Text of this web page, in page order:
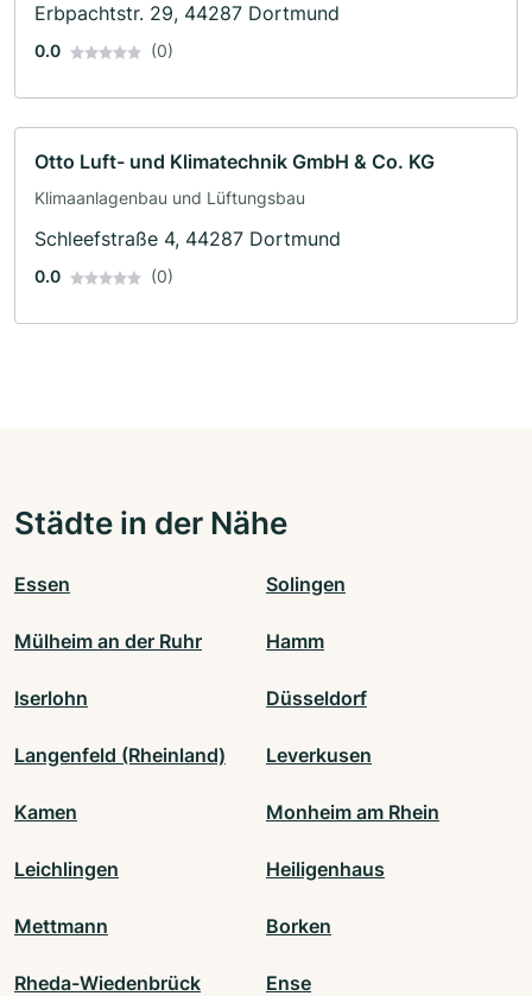
Erbpachtstr. 29, 44287 Dortmund
0.0 (0)
Otto Luft- und Klimatechnik GmbH & Co. KG
Klimaanlagenbau und Lüftungsbau
Schleefstraße 4, 44287 Dortmund
0.0 (0)
Städte in der Nähe
Essen Solingen
Mülheim an der Ruhr Hamm
Iserlohn Düsseldorf
Langenfeld (Rheinland) Leverkusen
Kamen Monheim am Rhein
Leichlingen Heiligenhaus
Mettmann Borken
Rheda-Wiedenbrück Ense